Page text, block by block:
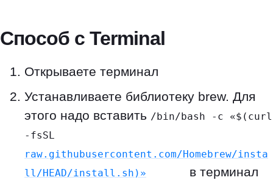
Способ с Terminal
Открываете терминал
Устанавливаете библиотеку brew. Для
этого надо вставить /bin/bash -c «$(curl
-fsSL
raw.githubusercontent.com/Homebrew/insta
ll/HEAD/install.sh)»
в терминал